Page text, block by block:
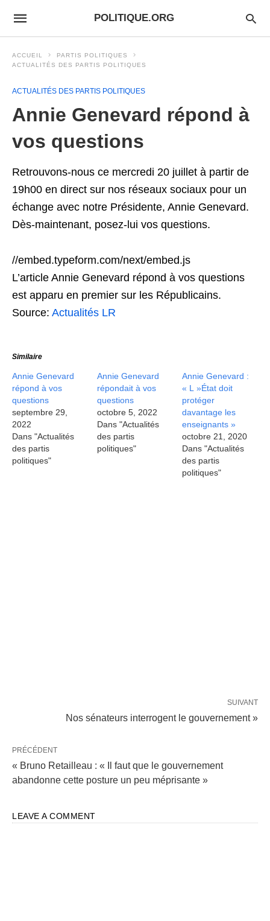
POLITIQUE.ORG
ACCUEIL
PARTIS POLITIQUES
ACTUALITÉS DES PARTIS POLITIQUES
ACTUALITÉS DES PARTIS POLITIQUES
Annie Genevard répond à
vos questions
Retrouvons-nous ce mercredi 20 juillet à partir de
19h00 en direct sur nos réseaux sociaux pour un
échange avec notre Présidente, Annie Genevard.
Dès-maintenant, posez-lui vos questions.
//embed.typeform.com/next/embed.js
L’article Annie Genevard répond à vos questions
est apparu en premier sur les Républicains.
Source: Actualités LR
Similaire
Annie Genevard
répond à vos
questions
septembre 29,
2022
Dans "Actualités
des partis
politiques"
Annie Genevard
répondait à vos
questions
octobre 5, 2022
Dans "Actualités
des partis
politiques"
Annie Genevard :
« L »État doit
protéger
davantage les
enseignants »
octobre 21, 2020
Dans "Actualités
des partis
politiques"
SUIVANT
Nos sénateurs interrogent le gouvernement »
PRÉCÉDENT
« Bruno Retailleau : « Il faut que le gouvernement
abandonne cette posture un peu méprisante »
LEAVE A COMMENT